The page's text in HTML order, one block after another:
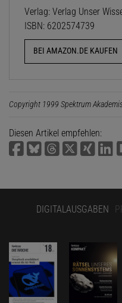
Verlag: Verlag Unser
ISBN: 6202574739
BEI AMAZON.DE KAUFEN
Copyright 1999 Spektrum
Diesen Artikel empfehlen:
DIGITALAUSGABEN